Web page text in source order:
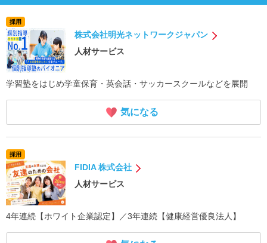
採用
株式会社明光ネットワークジャパン
人材サービス
学習塾をはじめ学童保育・英会話・サッカースクールなどを展開
気になる
採用
FIDIA 株式会社
人材サービス
4年連続【ホワイト企業認定】／3年連続【健康経営優良法人】